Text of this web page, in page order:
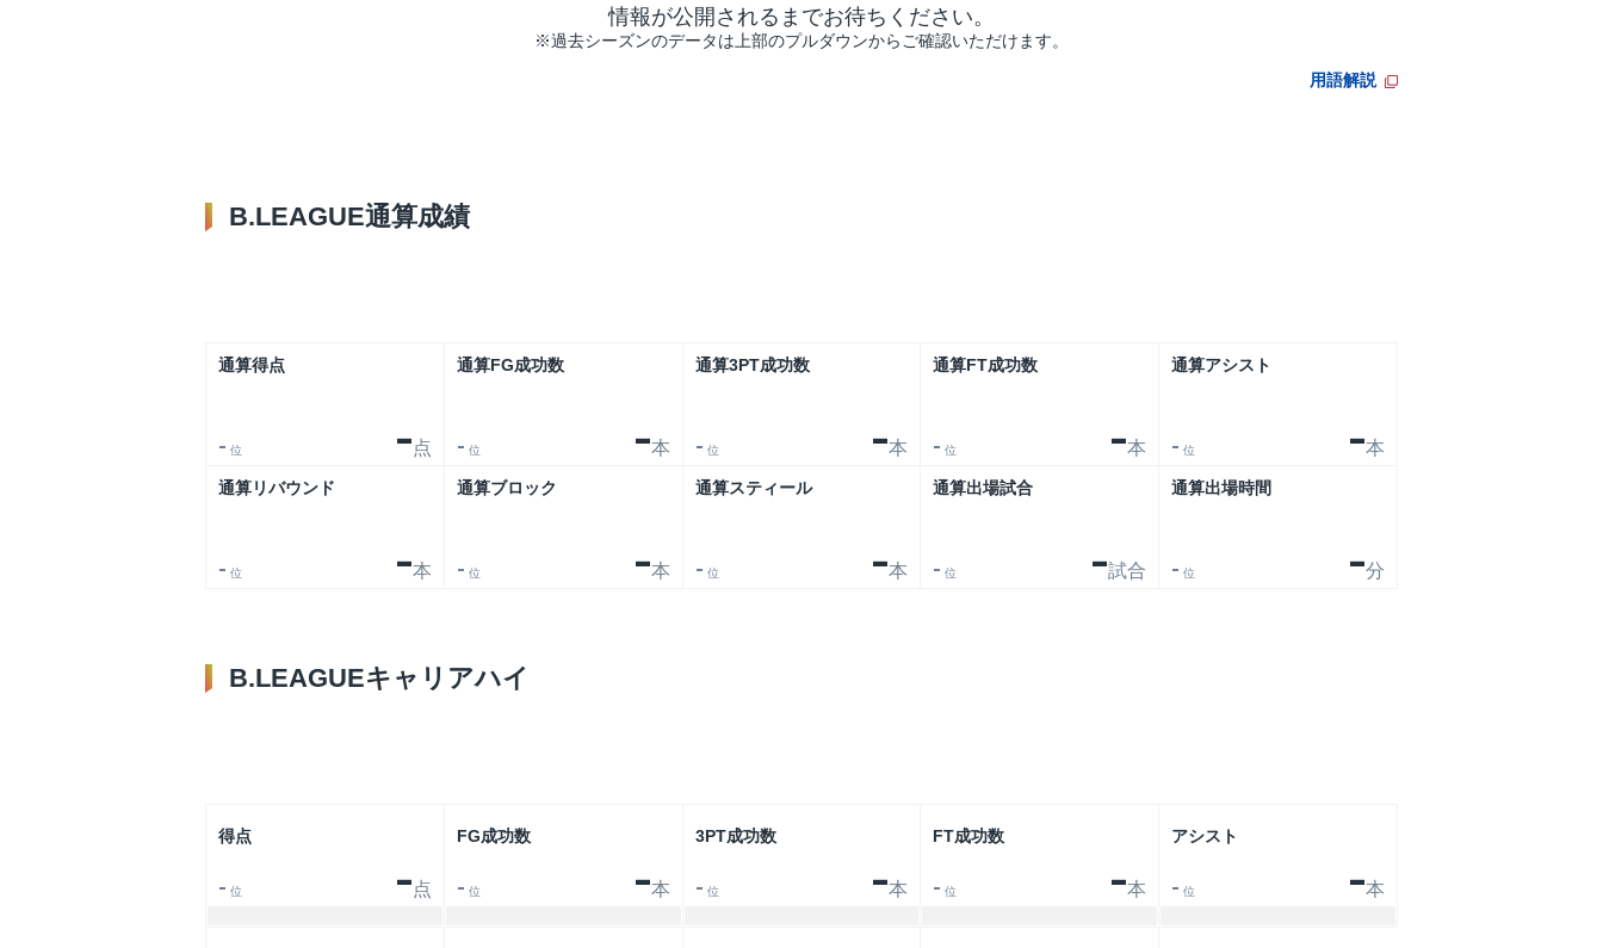
情報が公開されるまでお待ちください。
※過去シーズンのデータは上部のプルダウンからご確認いただけます。
用語解説
B.LEAGUE通算成績
通算得点
- 位 -点
通算FG成功数
- 位 -本
通算3PT成功数
- 位 -本
通算FT成功数
- 位 -本
通算アシスト
- 位 -本
通算リバウンド
- 位 -本
通算ブロック
- 位 -本
通算スティール
- 位 -本
通算出場試合
- 位 -試合
通算出場時間
- 位 -分
B.LEAGUEキャリアハイ
得点
- 位 -点
FG成功数
- 位 -本
3PT成功数
- 位 -本
FT成功数
- 位 -本
アシスト
- 位 -本